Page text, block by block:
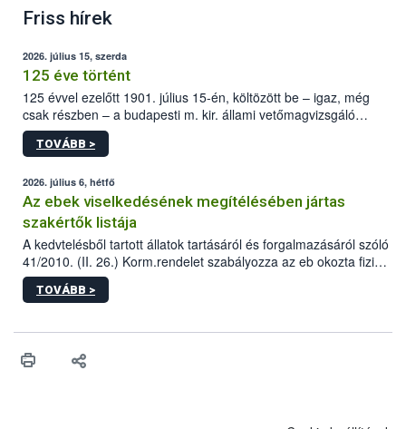
Friss hírek
2026. július 15, szerda
125 éve történt
125 évvel ezelőtt 1901. július 15-én, költözött be – igaz, még
csak részben – a budapesti m. kir. állami vetőmagvizsgáló
állomás a Kis Rókus utca 15. szám alatti, Czigler Győző által
tervezett új épületébe.
TOVÁBB >
2026. július 6, hétfő
Az ebek viselkedésének megítélésében jártas
szakértők listája
A kedvtelésből tartott állatok tartásáról és forgalmazásáról szóló
41/2010. (II. 26.) Korm.rendelet szabályozza az eb okozta fizikai
sérülés, illetve ennek veszélye keletkezésekor felmerülő
hatósági feladatokat, valamint a veszélyes eb tartását és annak
vonni az ebek viselkedésének megítélésében jártas szakértőt.
TOVÁBB >